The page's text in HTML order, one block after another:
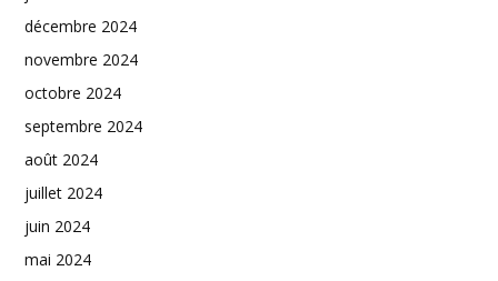
décembre 2024
novembre 2024
octobre 2024
septembre 2024
août 2024
juillet 2024
juin 2024
mai 2024